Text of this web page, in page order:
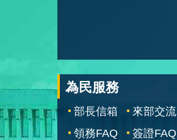
為民服務
部長信箱 來部交流
領務FAQ
簽證FAQ